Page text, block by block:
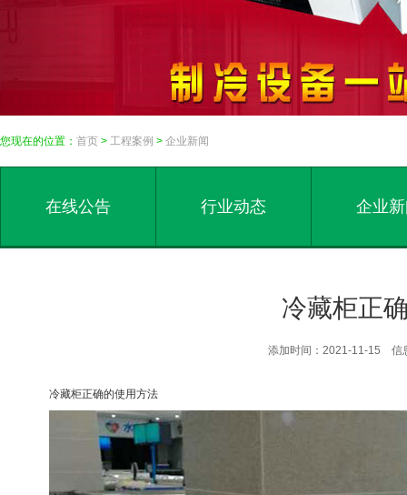
您现在的位置： 首页 > 工程案例 > 企业新闻
在线公告 行业动态 企业
冷藏柜正
添加时间：2021-11-15 信
冷藏柜正确的使用方法